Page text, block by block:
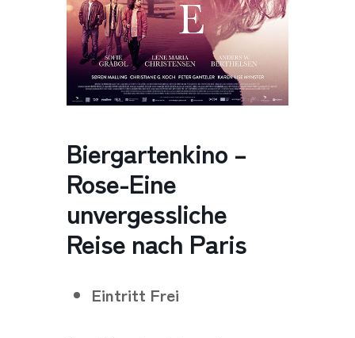
Biergartenkino –
Rose-Eine
unvergessliche
Reise nach Paris
Eintritt Frei